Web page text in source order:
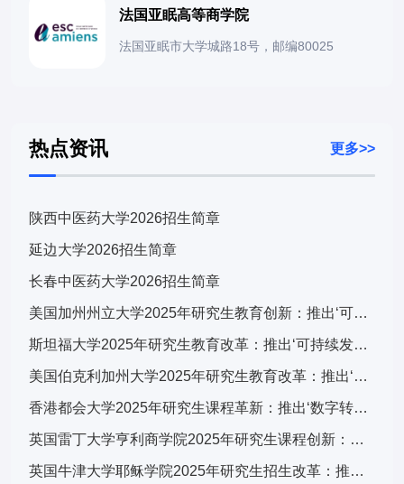
法国亚眠高等商学院
法国亚眠市大学城路18号，邮编80025
热点资讯 更多>>
陕西中医药大学2026招生简章
延边大学2026招生简章
长春中医药大学2026招生简章
美国加州州立大学2025年研究生教育创新：推出‘可持续发展与科技融合’跨学科计划，引发广泛关注
斯坦福大学2025年研究生教育改革：推出‘可持续发展与科技融合’跨学科计划，引发全球关注
美国伯克利加州大学2025年研究生教育改革：推出‘可持续发展与科技融合’交叉培养计划，引发学术界广泛关注
香港都会大学2025年研究生课程革新：推出‘数字转型与可持续发展’跨学科计划，引发广泛关注
英国雷丁大学亨利商学院2025年研究生课程创新：推出‘可持续金融与ESG’专项计划，引领商科教育新趋势
英国牛津大学耶稣学院2025年研究生招生改革：推出‘全球挑战’跨学科项目，引发国际教育界关注